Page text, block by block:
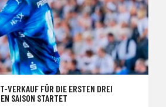
VERKAUF FÜR DIE ERSTEN DREI
SAISON STARTET